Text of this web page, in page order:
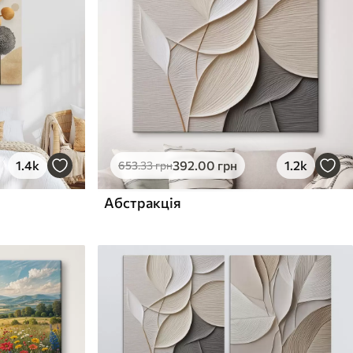
1.4k 653.33грн392.00 грн 1.2k
Абстракція